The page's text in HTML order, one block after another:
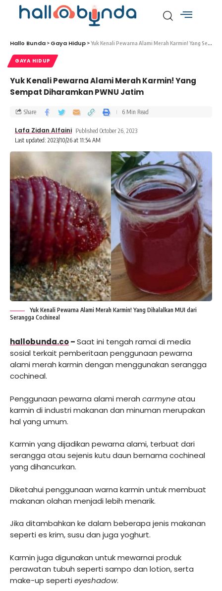
Hallo Bunda > Gaya Hidup >Yuk Kenali Pewarna Alami Merah Karmin! Yang Sempat Diharamkan PWNU Jatim
GAYA HIDUP
Yuk Kenali Pewarna Alami Merah Karmin! Yang
Sempat Diharamkan PWNU Jatim
Last updated: 2023/10/26 at 11:54 AM
Lafa Zidan Alfaini Published October 26, 2023
Share 6 Min Read
Yuk Kenali Pewarna Alami Merah Karmin! Yang Dihalalkan MUI dari
Serangga Cochineal
hallobunda.co–Saat ini tengah ramai di media
sosial terkait pemberitaan penggunaan pewarna
alami merah karmin dengan menggunakan serangga
cochineal.
Penggunaan pewarna alami merah carmyneatau
karmin di industri makanan dan minuman merupakan
hal yang umum.
Karmin yang dijadikan pewarna alami, terbuat dari
serangga atau sejenis kutu daun bernama cochineal
yang dihancurkan.
Diketahui penggunaan warna karmin untuk membuat
makanan olahan menjadi lebih menarik.
Jika ditambahkan ke dalam beberapa jenis makanan
seperti es krim, susu dan juga yoghurt.
Karmin juga digunakan untuk mewarnai produk
perawatan tubuh seperti sampo dan lotion, serta
make-up sepertieyeshadow.